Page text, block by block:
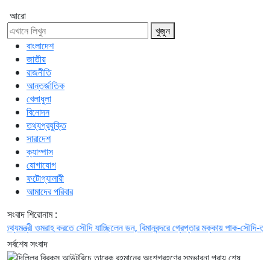
আরো
খুজুন
বাংলাদেশ
জাতীয়
রাজনীতি
আন্তর্জাতিক
খেলাধুলা
বিনোদন
তথ্যপ্রযুক্তি
সারাদেশ
ক্যাম্পাস
যোগাযোগ
ফটোগ্যালারী
আমাদের পরিবার
সংবাদ শিরোনাম :
ওমরাহ করতে সৌদি যাচ্ছিলেন ডন, বিমানবন্দরে গ্রেপ্তারমক্কায় পাক-সৌদি-তুর্কি
সর্বশেষ সংবাদ